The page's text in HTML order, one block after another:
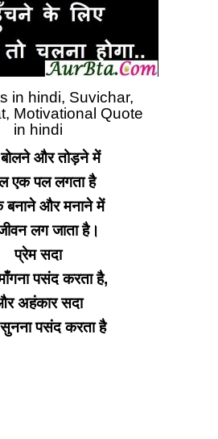
in hindi, Suvichar,
Motivational Quote
in hindi
और तोड़ने में
एक पल लगता है
बनाने और मनाने में
लग जाता है।
प्रेम सदा
पसंद करता है,
अहंकार सदा
सुनना पसंद करता है